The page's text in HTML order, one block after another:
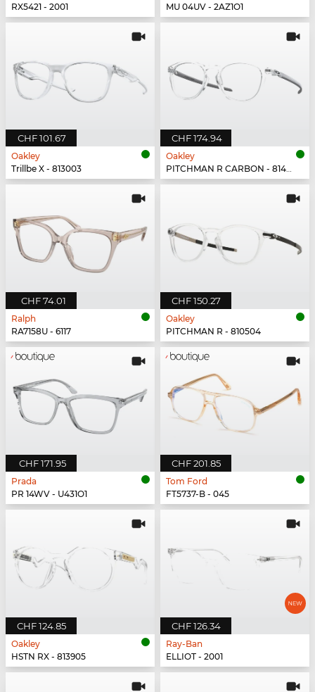
RX5421 - 2001
MU 04UV - 2AZ1O1
CHF 101.67
Oakley
Trillbe X - 813003
CHF 174.94
Oakley
PITCHMAN R CARBON - 814903
CHF 74.01
Ralph
RA7158U - 6117
CHF 150.27
Oakley
PITCHMAN R - 810504
CHF 171.95
Prada
PR 14WV - U431O1
CHF 201.85
Tom Ford
FT5737-B - 045
CHF 124.85
Oakley
HSTN RX - 813905
CHF 126.34
Ray-Ban
ELLIOT - 2001